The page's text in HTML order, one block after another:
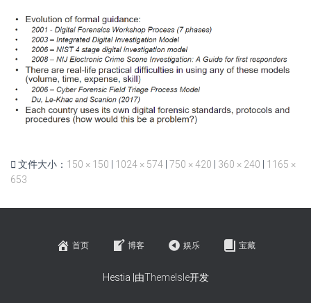
文件大小： 150 × 150 1024 × 574 750 × 420 360 × 240
1165 ×
653
首页 博客 娱乐 宝藏
Hestia |由ThemeIsle开发